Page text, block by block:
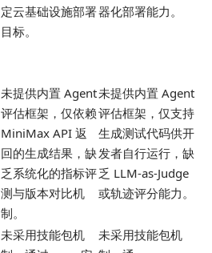
定云基础设施部署
目标。
器化部署能力。
未提供内置 Agent
评估框架，仅依赖
MiniMax API 返
回的生成结果，缺
乏系统化的指标评
测与版本对比机
制。
未提供内置 Agent
评估框架，仅支持
生成测试代码供开
发者自行运行，缺
乏 LLM-as-Judge
或轨迹评分能力。
未采用技能包机
未采用技能包机